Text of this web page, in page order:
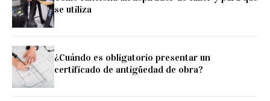
se utiliza
¿Cuándo es obligatorio presentar un
certificado de antigüedad de obra?